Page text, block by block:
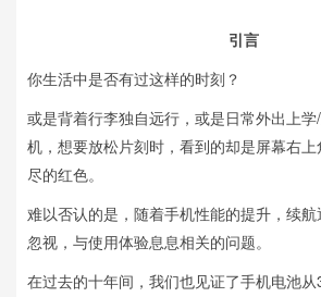
引言
你生活中是否有过这样的时刻？
或是背着行李独自远行，或是日常外出上
机，想要放松片刻时，看到的却是屏幕右
尽的红色。
难以否认的是，随着手机性能的提升，续
忽视，与使用体验息息相关的问题。
在过去的十年间，我们也见证了手机电池